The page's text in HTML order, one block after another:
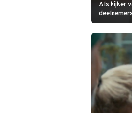
Als kijker
zowel de
Verraders.